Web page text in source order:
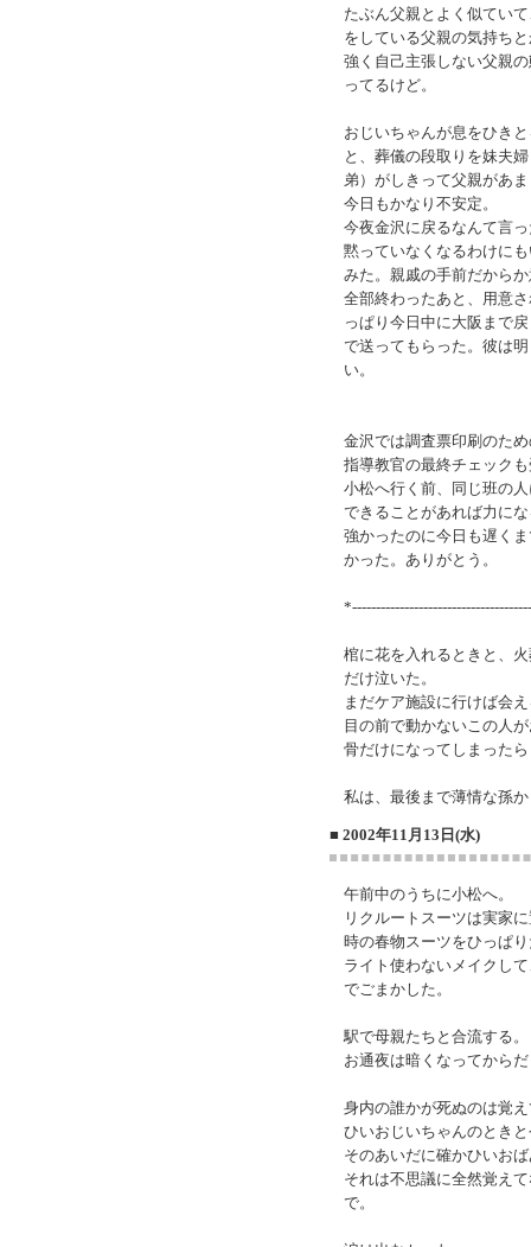
たぶん父親とよく似てい
をしている父親の気持ち
強く自己主張しない父親
ってるけど。
おじいちゃんが息をひき
と、葬儀の段取りを妹夫
弟）がしきって父親があ
今日もかなり不安定。
今夜金沢に戻るなんて言
黙っていなくなるわけに
みた。親戚の手前だから
全部終わったあと、用意
っぱり今日中に大阪まで
で送ってもらった。彼は
い。
金沢では調査票印刷のた
指導教官の最終チェック
小松へ行く前、同じ班の
できることがあれば力に
強かったのに今日も遅く
かった。ありがとう。
棺に花を入れるときと、
だけ泣いた。
まだケア施設に行けば会
目の前で動かないこの人
骨だけになってしまった
私は、最後まで薄情な孫
■ 2002年11月13日(水)
午前中のうちに小松へ。
リクルートスーツは実家
時の春物スーツをひっぱ
ライト使わないメイクし
でごまかした。
駅で母親たちと合流する。
お通夜は暗くなってから
身内の誰かが死ぬのは覚
ひいおじいちゃんのとき
そのあいだに確かひいお
それは不思議に全然覚え
で。